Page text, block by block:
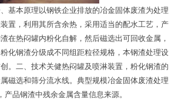
基本原理以钢铁企业排放的冶金固体废渣为处理
置，利用其所含余热，采用适当的配水工艺，产
在热闷罐内粉化自解，然后磁选出可回收金属，
化钢渣分级成不同组距粒径规格，本钢渣处理设
。二、技术关健热闷罐及喷淋装置，粉化钢渣的
磁选和筛分流水线。典型规模冶金固体废渣处理
产品钢渣中残余金属含量信息来源。